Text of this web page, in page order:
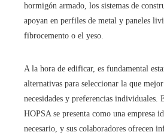
hormigón armado, los sistemas de
apoyan en perfiles de metal y paneles
fibrocemento o el yeso.
A la hora de edificar, es fundamental
alternativas para seleccionar la que
necesidades y preferencias individuales.
HOPSA se presenta como una empresa
necesario, y sus colaboradores ofrecen